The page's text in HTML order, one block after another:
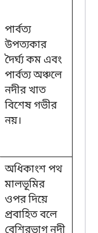
পার্বত্য
উপত্যকার
দৈর্ঘ্য কম এবং
পার্বত্য অঞ্চলে
নদীর খাত
বিশেষ গভীর
নয়।
অধিকাংশ পথ
মালভূমির
ওপর দিয়ে
প্রবাহিত বলে